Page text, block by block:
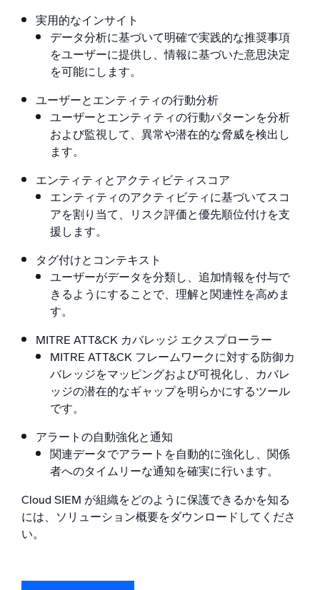
実用的なインサイト
データ分析に基づいて明確で実践的な推奨事項
をユーザーに提供し、情報に基づいた意思決定
を可能にします。
ユーザーとエンティティの行動分析
ユーザーとエンティティの行動パターンを分析
および監視して、異常や潜在的な脅威を検出し
ます。
エンティティとアクティビティスコア
エンティティのアクティビティに基づいてスコ
アを割り当て、リスク評価と優先順位付けを支
援します。
タグ付けとコンテキスト
ユーザーがデータを分類し、追加情報を付与で
きるようにすることで、理解と関連性を高めま
す。
MITRE ATT&CK カバレッジ エクスプローラー
MITRE ATT&CK フレームワークに対する防御カ
バレッジをマッピングおよび可視化し、カバレ
ッジの潜在的なギャップを明らかにするツール
です。
アラートの自動強化と通知
関連データでアラートを自動的に強化し、関係
者へのタイムリーな通知を確実に行います。
Cloud SIEM が組織をどのように保護できるかを知る
には、ソリューション概要をダウンロードしてくださ
い。